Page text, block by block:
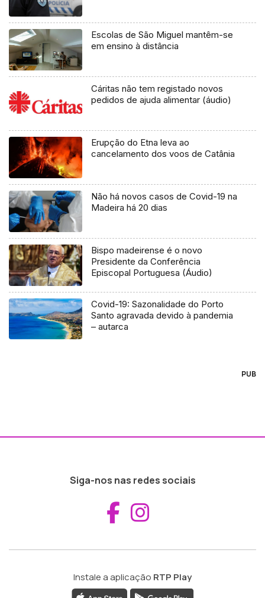
Escolas de São Miguel mantêm-se
em ensino à distância
Cáritas não tem registado novos
pedidos de ajuda alimentar (áudio)
Erupção do Etna leva ao
cancelamento dos voos de Catânia
Não há novos casos de Covid-19 na
Madeira há 20 dias
Bispo madeirense é o novo
Presidente da Conferência
Episcopal Portuguesa (Áudio)
Covid-19: Sazonalidade do Porto
Santo agravada devido à pandemia
– autarca
PUB
Siga-nos nas redes sociais
Aceder ao
Instale a aplicação RTP Play